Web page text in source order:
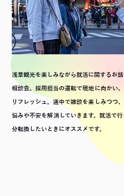
浅草観光を楽しみながら就活に関するお
相談会。採用担当の運転で現地に向かい
リフレッシュ。道中で雑談を楽しみつつ
悩みや不安を解消していきます。就活で
分転換したいときにオススメです。